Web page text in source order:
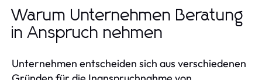
Warum Unternehmen Beratung
in Anspruch nehmen
Unternehmen entscheiden sich aus verschiedenen